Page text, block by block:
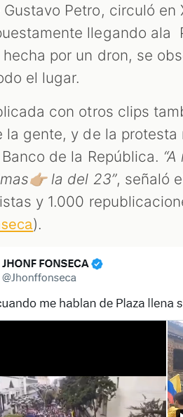
Petro, circuló
llegando ala
por un dron, se
el lugar.
con otros clips
la gente, y de la
de la República.
la del 23”, señaló
y 1.000
).